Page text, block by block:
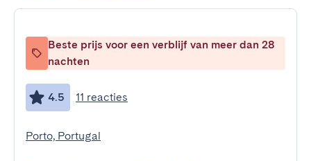
Beste prijs voor een verblijf van meer dan 28
nachten
4.5 11 reacties
Porto, Portugal